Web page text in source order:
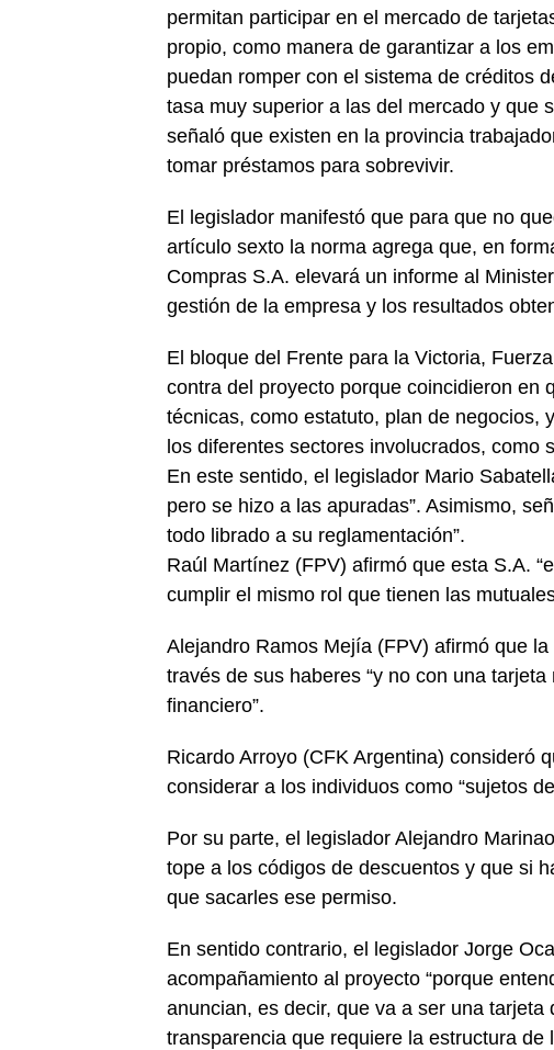
permitan participar en el mercado de
propio, como manera de garantizar a los
puedan romper con el sistema de créditos
tasa muy superior a las del mercado y que
señaló que existen en la provincia
tomar préstamos para sobrevivir.
El legislador manifestó que para que no
artículo sexto la norma agrega que, en
Compras S.A. elevará un informe al
gestión de la empresa y los resultados
El bloque del Frente para la Victoria,
contra del proyecto porque coincidieron en
técnicas, como estatuto, plan de negocios,
los diferentes sectores involucrados, como
En este sentido, el legislador Mario
pero se hizo a las apuradas”. Asimismo,
todo librado a su reglamentación”.
Raúl Martínez (FPV) afirmó que esta S.A.
cumplir el mismo rol que tienen las
Alejandro Ramos Mejía (FPV) afirmó que
través de sus haberes “y no con una
financiero”.
Ricardo Arroyo (CFK Argentina) consideró
considerar a los individuos como “sujetos
Por su parte, el legislador Alejandro
tope a los códigos de descuentos y que si
que sacarles ese permiso.
En sentido contrario, el legislador Jorge
acompañamiento al proyecto “porque
anuncian, es decir, que va a ser una
transparencia que requiere la estructura de